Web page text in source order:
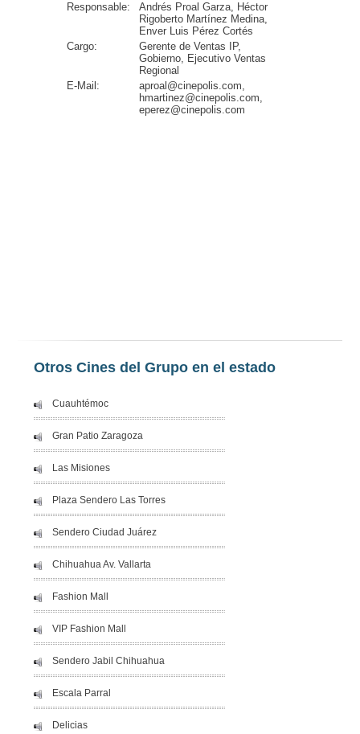
Responsable:
Andrés Proal Garza, Héctor
Rigoberto Martínez Medina,
Enver Luis Pérez Cortés
Cargo:
Gerente de Ventas IP,
Gobierno, Ejecutivo Ventas
Regional
E-Mail:
aproal@cinepolis.com,
hmartinez@cinepolis.com,
eperez@cinepolis.com
Otros Cines del Grupo en el estado
Cuauhtémoc
Gran Patio Zaragoza
Las Misiones
Plaza Sendero Las Torres
Sendero Ciudad Juárez
Chihuahua Av. Vallarta
Fashion Mall
VIP Fashion Mall
Sendero Jabil Chihuahua
Escala Parral
Delicias